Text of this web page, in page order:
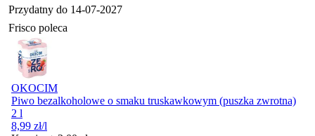
Przydatny do 14-07-2027
Frisco poleca
OKOCIM
Piwo bezalkoholowe o smaku truskawkowym (puszka zwrotna)
2 l
8,99 zł/l